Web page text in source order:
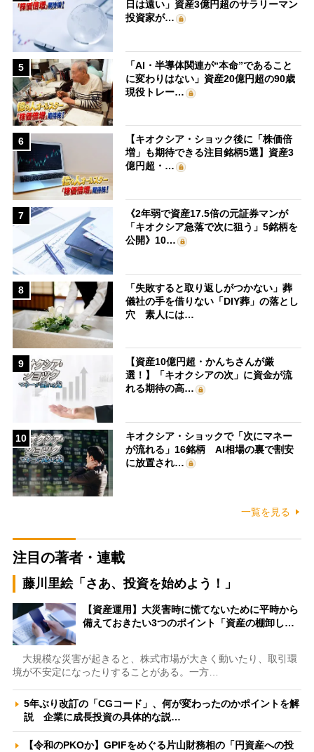
日は遠い」資産3億円超のサラリーマン
投資家が…
5
「AI・半導体関連が“本命”であること
に変わりはない」資産20億円超の90歳
現役トレー…
6
【キオクシア・ショック後に「株価倍
増」も期待できる注目銘柄5選】資産3
億円超・…
7
《2年弱で資産17.5倍の元証券マンが
「キオクシア急落で次に狙う」5銘柄を
公開》10…
8
「失敗すると取り返しがつかない」葬
儀社の手を借りない「DIY葬」の落とし
穴 素人には…
9
【資産10億円超・かんちさんが厳
選！】「キオクシアの次」に資金が流
れる期待の高…
10
キオクシア・ショックで「次にマネー
が流れる」16銘柄 AI相場の裏で割安
に放置され…
一覧を見る
注目の著者・連載
藤川里絵「さあ、投資を始めよう！」
【資産運用】大災害時に慌てないために平時から
備えておきたい3つのポイント「資産の棚卸し…
大規模な災害が起きると、株式市場が大きく動いたり、取引環
境が不安定になったりすることがある。一方…
5年ぶり改訂の「CGコード」、何が変わったのかポイントを解
説 企業に成長投資の具体的な説…
【令和のPKOか】GPIFをめぐる片山財務相の「円資産への投